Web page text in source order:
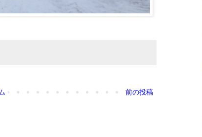
前の投稿